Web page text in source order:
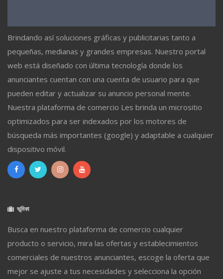
Brindando así soluciones gráficas y publicitarias tanto a
pequeñas, medianas y grandes empresas. Nuestro portal
web está diseñado con última tecnología donde los
anunciantes cuentan con una cuenta de usuario para que
pueden editar y actualizar su anuncio personal mente.
Nuestra plataforma de comercio Les brinda un micrositio
optimizados para ser indexados por los motores de
búsqueda más importantes (google) y adaptable a cualquier
dispositivo móvil.
ভূমিকা
Busca en nuestro plataforma de comercio cualquier
producto o servicio, mira las ofertas y establecimientos
comerciales de nuestros anunciantes, escoge la oferta que
mejor se ajuste a tus necesidades y selecciona la opción